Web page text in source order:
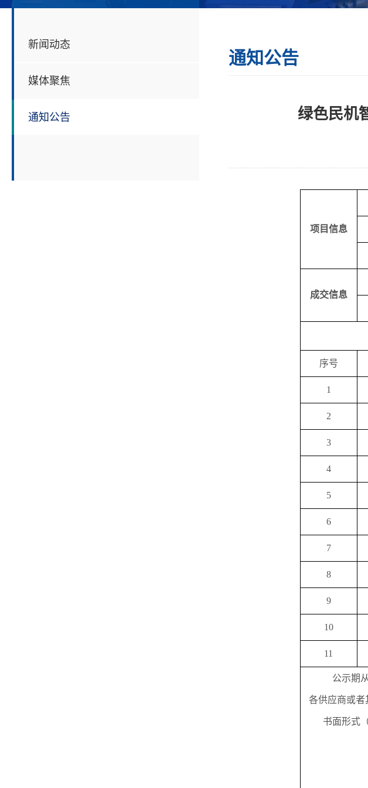
新闻动态
媒体聚焦
通知公告
通知公告
绿色民机
项目信息
成交信息
序号
1
2
3
4
5
6
7
8
9
10
11
公示期
各供应商或者
书面形式